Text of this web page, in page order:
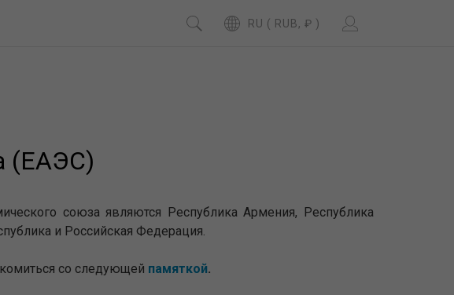
RU ( RUB, ₽ )
(ЕАЭС)
союза являются Республика Армения, Республика
и Российская Федерация.
со следующей памяткой.